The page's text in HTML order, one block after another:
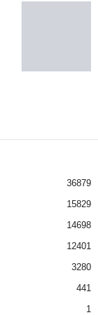
36879
15829
14698
12401
3280
441
1